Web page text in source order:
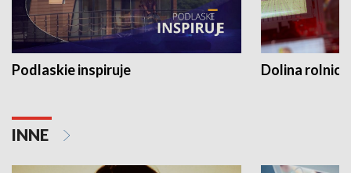
Podlaskie inspiruje Dolina
INNE